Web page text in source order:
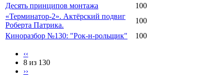
Десять принципов монтажа
100
«Терминатор-2». Актёрский подвиг
Роберта Патрика.
100
Киноразбор №130: "Рок-н-рольщик"
100
‹‹
8 из 130
››